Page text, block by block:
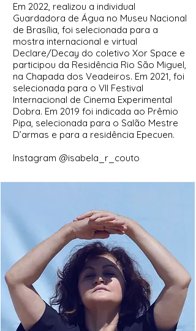
Em 2022, realizou a individual
Guardadora de Água no Museu Nacional
de Brasília, foi selecionada para a
mostra internacional e virtual
Declare/Decay do coletivo Xor Space e
participou da Residência Rio São Miguel,
na Chapada dos Veadeiros. Em 2021, foi
selecionada para o VII Festival
Internacional de Cinema Experimental
Dobra. Em 2019 foi indicada ao Prêmio
Pipa, selecionada para o Salão Mestre
D’armas e para a residência Epecuen.
Instagram @isabela_r_couto